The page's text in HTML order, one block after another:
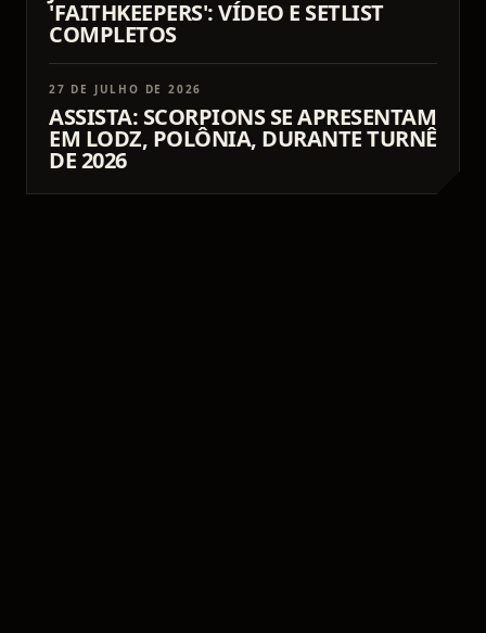
'FAITHKEEPERS': VÍDEO E SETLIST
COMPLETOS
27 DE JULHO DE 2026
ASSISTA: SCORPIONS SE APRESENTAM
EM LODZ, POLÔNIA, DURANTE TURNÊ
DE 2026